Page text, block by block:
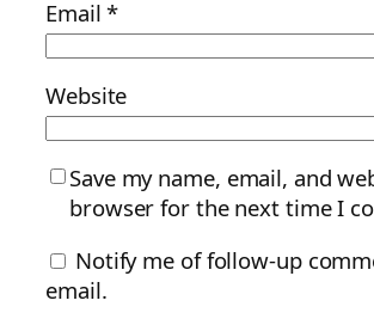
Email*
Website
Save my name, email, and
browser for the next time I
Notify me of follow-up
email.